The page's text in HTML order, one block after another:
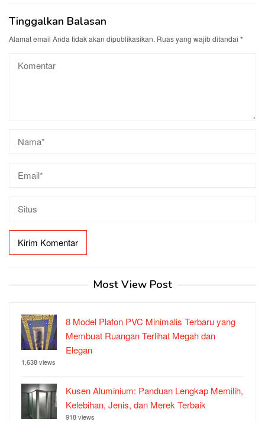
Tinggalkan Balasan
Alamat email Anda tidak akan dipublikasikan. Ruas yang wajib ditandai *
Most View Post
8 Model Plafon PVC Minimalis Terbaru yang
Membuat Ruangan Terlihat Megah dan
Elegan
1,638 views
Kusen Aluminium: Panduan Lengkap Memilih,
Kelebihan, Jenis, dan Merek Terbaik
918 views